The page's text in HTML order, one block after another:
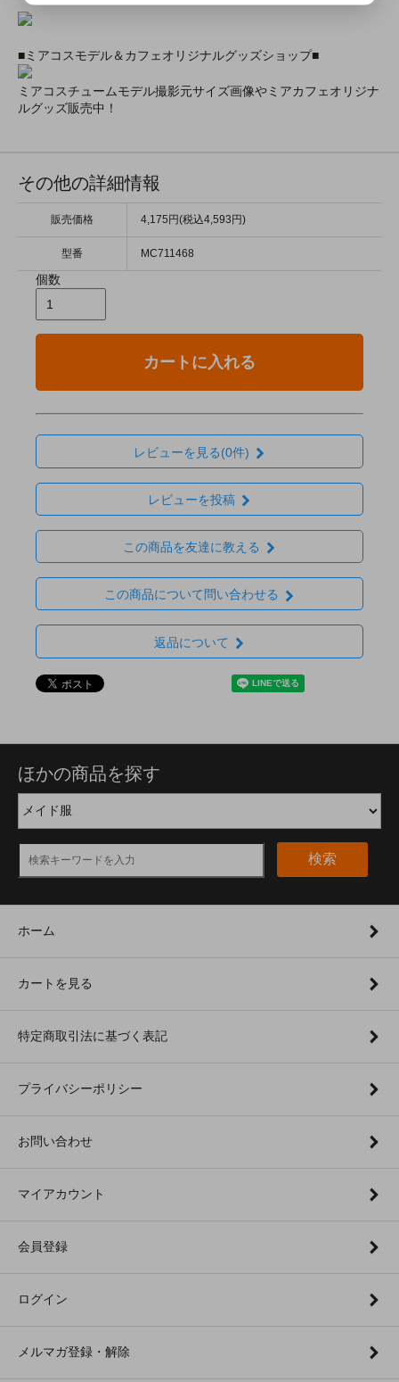
■ミアコスモデル＆カフェオリジナルグッズショップ■
ミアコスチュームモデル撮影元サイズ画像やミアカフェオリジナ
ルグッズ販売中！
その他の詳細情報
販売価格 4,175円(税込4,593円)
型番 MC711468
個数
カートに入れる
レビューを見る(0件)
レビューを投稿
この商品を友達に教える
この商品について問い合わせる
返品について
ほかの商品を探す
検索
ホーム
カートを見る
特定商取引法に基づく表記
プライバシーポリシー
お問い合わせ
マイアカウント
会員登録
ログイン
メルマガ登録・解除